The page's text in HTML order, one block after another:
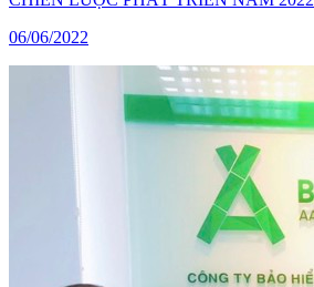
06/06/2022